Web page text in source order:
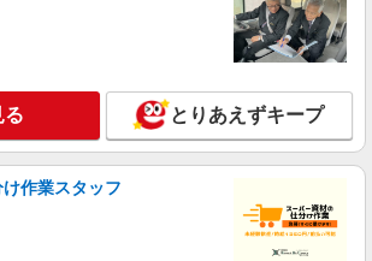
詳細を見る
古河支店（古河事業所）/FKGA105974
分け・ピッキング・梱包
時給1290円 ※月収例24.8万円（残業等含む収
入例） 月収例:248970円＝1290円×8時間×21日勤
る とりあえずキープ
作業スタッフ